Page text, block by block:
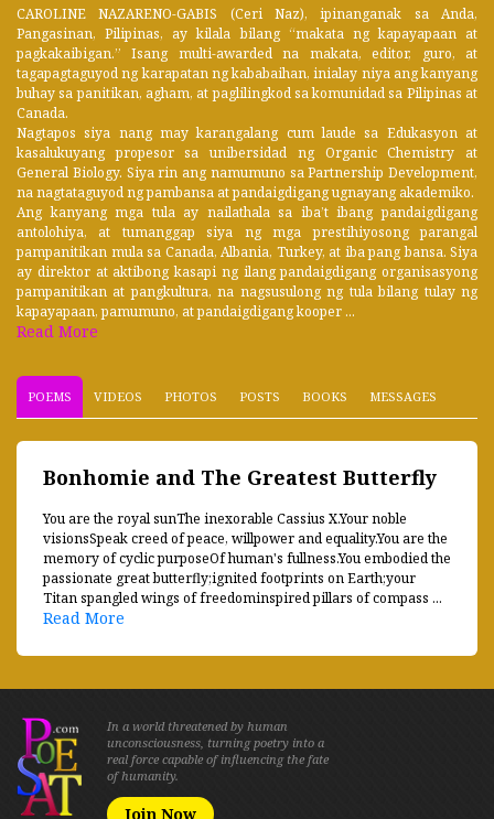
CAROLINE NAZARENO-GABIS (Ceri Naz), ipinanganak sa Anda,
Pangasinan, Pilipinas, ay kilala bilang “makata ng kapayapaan at
pagkakaibigan.” Isang multi-awarded na makata, editor, guro, at
tagapagtaguyod ng karapatan ng kababaihan, inialay niya ang kanyang
buhay sa panitikan, agham, at paglilingkod sa komunidad sa Pilipinas at
Canada.
Nagtapos siya nang may karangalang cum laude sa Edukasyon at
kasalukuyang propesor sa unibersidad ng Organic Chemistry at
General Biology. Siya rin ang namumuno sa Partnership Development,
na nagtataguyod ng pambansa at pandaigdigang ugnayang akademiko.
Ang kanyang mga tula ay nailathala sa iba’t ibang pandaigdigang
antolohiya, at tumanggap siya ng mga prestihiyosong parangal
pampanitikan mula sa Canada, Albania, Turkey, at iba pang bansa. Siya
ay direktor at aktibong kasapi ng ilang pandaigdigang organisasyong
pampanitikan at pangkultura, na nagsusulong ng tula bilang tulay ng
kapayapaan, pamumuno, at pandaigdigang kooper ...
Read More
POEMS VIDEOS PHOTOS POSTS BOOKS MESSAGES
Bonhomie and The Greatest Butterfly
You are the royal sunThe inexorable Cassius X.Your noble
visionsSpeak creed of peace, willpower and equality.You are the
memory of cyclic purposeOf human's fullness.You embodied the
passionate great butterfly;ignited footprints on Earth;your
Titan spangled wings of freedominspired pillars of compass ...
Read More
In a world threatened by human
unconsciousness, turning poetry into a
real force capable of influencing the fate
of humanity.
Join Now